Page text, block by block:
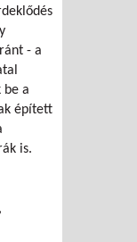
- a
be a
épített
is.